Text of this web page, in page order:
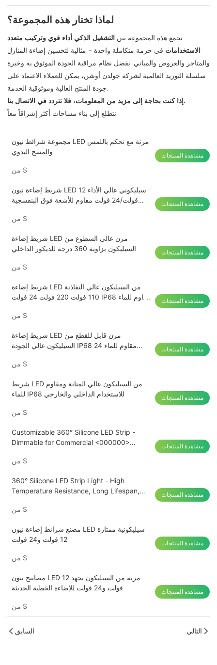
لماذا تختار هذه المجموعة؟
تجمع هذه المجموعة بين التشغيل الذكي أداء قوي وتركيب متعدد
الاستخدامات في حزمة متكاملة واحدة - مثالية لتحسين إضاءة المنازل
والمتاجر والعروض والمباني. بفضل نظام مراقبة الجودة الموثوق به وخبرة
سلسلة التوريد العالمية لشركة جولدن أوشن، يمكن للعملاء الاعتماد على
جودة المنتج العالية وموثوقية الخدمة.
إذا كنت بحاجة إلى مزيد من المعلومات، فلا تتردد في الاتصال بنا.
نتطلع إلى بناء مساحات أكثر إشراقاً معاً.
مجموعة شرائط نيون LED مرنة مع تحكم باللمس
والمسح اليدوي
$
مشاهدة المنتجات
شريط إضاءة نيون LED سيليكوني عالي الأداء 12
فولت/24 فولت مقاوم للأشعة فوق البنفسجية
$
مشاهدة المنتجات
شريط إضاءة LED مرن عالي السطوع من
السيليكون بزاوية 360 درجة للديكور الداخلي
$
مشاهدة المنتجات
شريط إضاءة LED من السيليكون عالي النفاذية
110 فولت 220 فولت 24 فولت IP68 مقاوم للماء
$
مشاهدة المنتجات
شريط إضاءة LED مرن قابل للقطع من
السيليكون عالي الجودة IP68 مقاوم للماء 24
$
مشاهدة المنتجات
شريط LED من السيليكون عالي المتانة ومقاوم
للماء IP68 للاستخدام الداخلي والخارجي
$
مشاهدة المنتجات
Customizable 360° Silicone LED Strip -
Dimmable for Commercial <000000>
$
مشاهدة المنتجات
360° Silicone LED Strip Light - High
Temperature Resistance, Long Lifespan,
$
مشاهدة المنتجات
مصنع شرائط إضاءة نيون LED سيليكونية ممتازة
12 فولت و24 فولت
$
مشاهدة المنتجات
مصابيح نيون LED مرنة من السيليكون بجهد 12
فولت و24 فولت للإضاءة الخطية الحديثة
$
مشاهدة المنتجات
السابق التالي